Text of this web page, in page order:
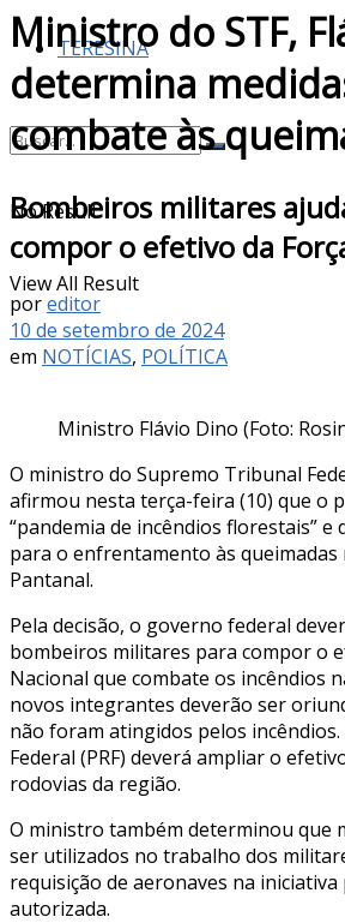
TERESINA
No Result
View All Result
Ministro do STF,
determina
combate às
Bombeiros militares
compor o efetivo da
poreditor
10 de setembro de 2024
em NOTÍCIAS, POLÍTICA
Ministro Flávio Dino (Foto:
O ministro do Supremo Tribunal
afirmou nesta terça-feira (10) que o
“pandemia de incêndios florestais” e
para o enfrentamento às queimadas
Pantanal.
Pela decisão, o governo federal
bombeiros militares para compor o
Nacional que combate os incêndios
novos integrantes deverão ser
não foram atingidos pelos incêndios.
Federal (PRF) deverá ampliar o
rodovias da região.
O ministro também determinou que
ser utilizados no trabalho dos
requisição de aeronaves na
autorizada.